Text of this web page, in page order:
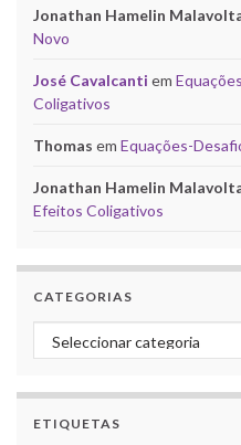
Jonathan Hamelin
Novo
José Cavalcanti em
Coligativos
Thomas em Equações-
Jonathan Hamelin
Efeitos Coligativos
CATEGORIAS
Categorias
ETIQUETAS